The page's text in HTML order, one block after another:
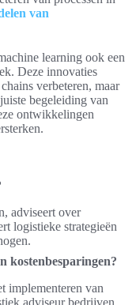
van
learning ook een
Deze innovaties
verbeteren, maar
begeleiding van
ontwikkelingen
adviseert over
logistieke strategieën
kostenbesparingen?
implementeren van